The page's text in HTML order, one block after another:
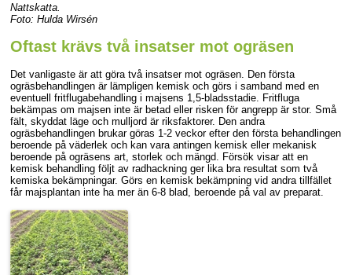
Nattskatta.
Foto: Hulda Wirsén
Oftast krävs två insatser mot ogräsen
Det vanligaste är att göra två insatser mot ogräsen. Den första
ogräsbehandlingen är lämpligen kemisk och görs i samband med en
eventuell fritflugabehandling i majsens 1,5-bladsstadie. Fritfluga
bekämpas om majsen inte är betad eller risken för angrepp är stor. Små
fält, skyddat läge och mulljord är riksfaktorer. Den andra
ogräsbehandlingen brukar göras 1-2 veckor efter den första behandlingen
beroende på väderlek och kan vara antingen kemisk eller mekanisk
beroende på ogräsens art, storlek och mängd. Försök visar att en
kemisk behandling följt av radhackning ger lika bra resultat som två
kemiska bekämpningar. Görs en kemisk bekämpning vid andra tillfället
får majsplantan inte ha mer än 6-8 blad, beroende på val av preparat.